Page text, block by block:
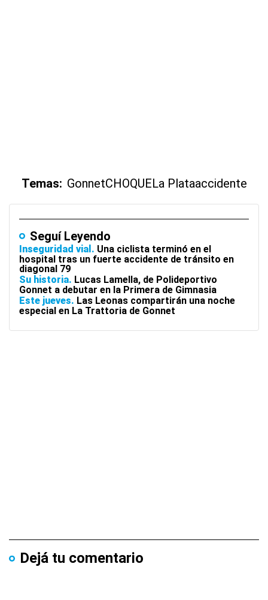
Temas: GonnetCHOQUELa Plataaccidente
Seguí Leyendo
Inseguridad vial
Una ciclista terminó en el
hospital tras un fuerte accidente de tránsito en
diagonal 79
Su historia Lucas Lamella, de Polideportivo
Gonnet a debutar en la Primera de Gimnasia
Este jueves Las Leonas compartirán una noche
especial en La Trattoria de Gonnet
Dejá tu comentario